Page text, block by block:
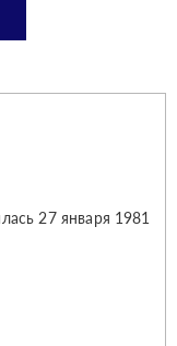
27 января 1981